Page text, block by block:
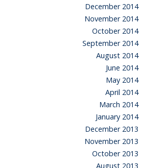
December 2014
November 2014
October 2014
September 2014
August 2014
June 2014
May 2014
April 2014
March 2014
January 2014
December 2013
November 2013
October 2013
August 2013